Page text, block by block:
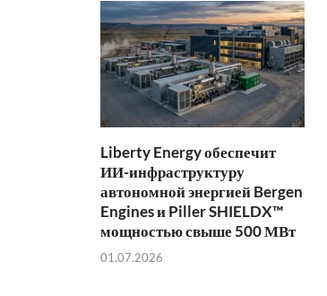
Liberty Energy обеспечит
ИИ-инфраструктуру
автономной энергией Bergen
Engines и Piller SHIELDX™
мощностью свыше 500 МВт
01.07.2026